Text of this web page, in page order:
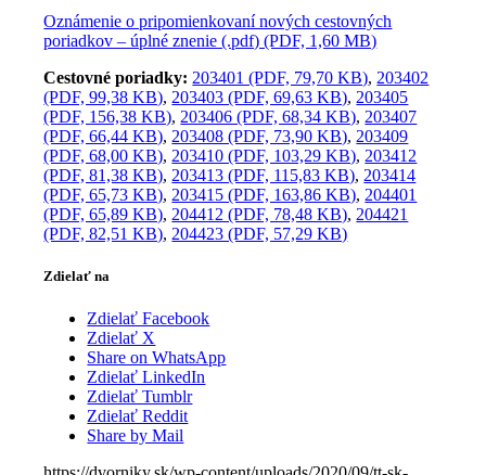
Oznámenie o pripomienkovaní nových cestovných
poriadkov – úplné znenie (.pdf) (PDF, 1,60 MB)
Cestovné poriadky: 203401 (PDF, 79,70 KB), 203402
(PDF, 99,38 KB), 203403 (PDF, 69,63 KB), 203405
(PDF, 156,38 KB), 203406 (PDF, 68,34 KB), 203407
(PDF, 66,44 KB), 203408 (PDF, 73,90 KB), 203409
(PDF, 68,00 KB), 203410 (PDF, 103,29 KB), 203412
(PDF, 81,38 KB), 203413 (PDF, 115,83 KB), 203414
(PDF, 65,73 KB), 203415 (PDF, 163,86 KB), 204401
(PDF, 65,89 KB), 204412 (PDF, 78,48 KB), 204421
(PDF, 82,51 KB), 204423 (PDF, 57,29 KB)
Zdielať na
Zdielať Facebook
Zdielať X
Share on WhatsApp
Zdielať LinkedIn
Zdielať Tumblr
Zdielať Reddit
Share by Mail